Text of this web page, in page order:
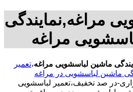
مراغه,نمایندگی
مراغه
ماشین لباسشویی مراغه،تعمیر
ماشین لباسشویی در مراغه
خانم گلزاری-در صد تخفیف،تعمیر لباسشویی